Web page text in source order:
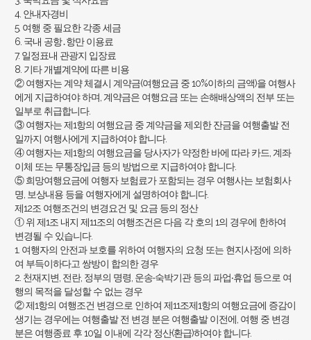
4. 안내자경비
5. 여행 중 필요한 각종 세금
6. 국내 공항․항만 이용료
7. 일정표내 관광지 입장료
8. 기타 개별계약에 따른 비용
② 여행자는 계약 체결시 계약금(여행요금 중 10%이하의 금액)을 여행사
에게 지급하여야 하며, 계약금은 여행요금 또는 손해배상액의 전부 또는
일부로 취급합니다.
③ 여행자는 제1항의 여행요금 중 계약금을 제외한 잔금을 여행출발 전
일까지 여행사에게 지급하여야 합니다.
④ 여행자는 제1항의 여행요금을 당사자가 약정한 바에 따라 카드, 계좌
이체 또는 무통장입금 등의 방법으로 지급하여야 합니다.
⑤ 희망여행요금에 여행자 보험료가 포함되는 경우 여행사는 보험회사
명, 보상내용 등을 여행자에게 설명하여야 합니다.
제12조 여행조건의 변경요건 및 요금 등의 정산
① 위 제1조 내지 제11조의 여행조건은 다음 각 호의 1의 경우에 한하여
변경될 수 있습니다.
1. 여행자의 안전과 보호를 위하여 여행자의 요청 또는 현지사정에 의하
여 부득이하다고 쌍방이 합의한 경우
2. 천재지변, 전란, 정부의 명령, 운송‧숙박기관 등의 파업‧휴업 등으로 여
행의 목적을 달성할 수 없는 경우
② 제1항의 여행조건 변경으로 인하여 제11조제1항의 여행요금에 증감이
생기는 경우에는 여행출발 전 변경 분은 여행출발 이전에, 여행 중 변경
분은 여행종료 후 10일 이내에 각각 정산(환급)하여야 합니다.